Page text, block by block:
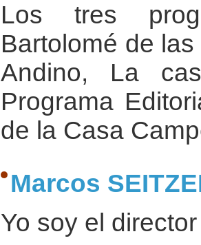
Los tres
Bartolomé de
Andino, La
Programa
de la Casa
Marcos
Yo soy el